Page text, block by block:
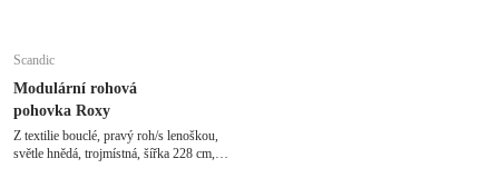
Scandic
Modulární rohová
pohovka Roxy
Z textilie bouclé, pravý roh/s lenoškou,
světle hnědá, trojmístná, šířka 228 cm,